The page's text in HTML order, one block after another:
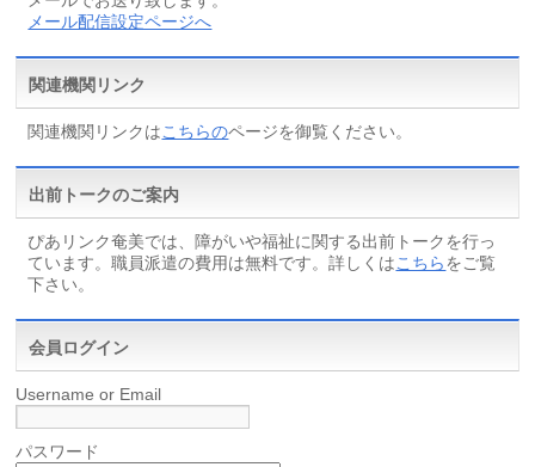
メール配信設定ページへ
関連機関リンク
関連機関リンクはこちらのページを御覧ください。
出前トークのご案内
ぴあリンク奄美では、障がいや福祉に関する出前トークを行っ
ています。職員派遣の費用は無料です。詳しくはこちらをご覧
下さい。
会員ログイン
Username or Email
パスワード